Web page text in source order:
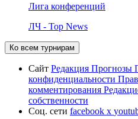
Лига конференций
ЛЧ - Top News
Ко всем турнирам
Сайт Редакция Прогнозы
конфиденциальности
комментирования
собственности
Соц. сети facebook x